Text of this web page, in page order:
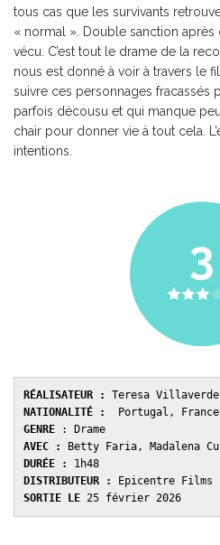
tous cas que les survivants
« normal ». Double sanction après
vécu. C’est tout le drame de la
nous est donné à voir à travers le
suivre ces personnages fracassés
parfois décousu et qui manque
chair pour donner vie à tout cela.
intentions.
3
RÉALISATEUR :
Teresa Villaverde
NATIONALITÉ :
  Portugal, France
GENRE
: Drame
AVEC : Betty Faria, Madalena
DURÉE : 1h48
DISTRIBUTEUR : Epicentre Films
SORTIE LE 25 février 2026